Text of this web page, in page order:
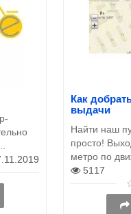
Как
выдачи
Найти наш
просто!
метро по
5117